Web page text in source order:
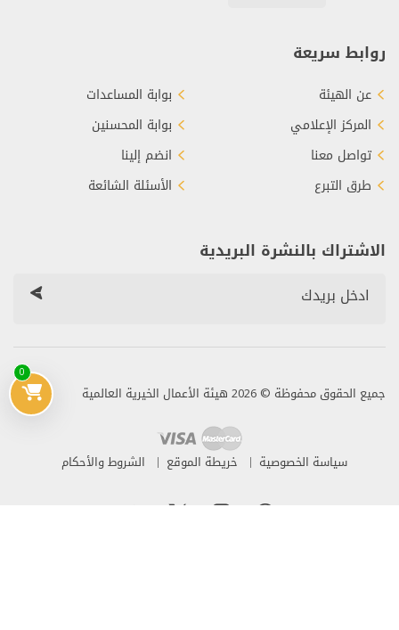
0
روابط سريعة
عن الهيئة
المركز الإعلامي
تواصل معنا
طرق التبرع
بوابة المساعدات
بوابة المحسنين
انضم إلينا
الأسئلة الشائعة
الاشتراك بالنشرة البريدية
جميع الحقوق محفوظة © 2026 هيئة الأعمال الخيرية العالمية
سياسة الخصوصية خريطة الموقع الشروط والأحكام